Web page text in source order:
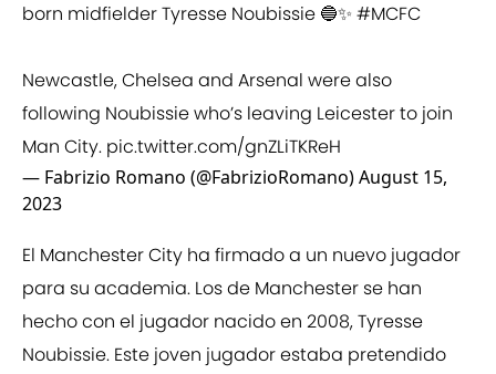
born midfielder Tyresse Noubissie 🔵✨ #MCFC
Newcastle, Chelsea and Arsenal were also
following Noubissie who’s leaving Leicester to join
Man City. pic.twitter.com/gnZLiTKReH
— Fabrizio Romano (@FabrizioRomano)August 15,
2023
El Manchester City ha firmado a un nuevo jugador
para su academia. Los de Manchester se han
hecho con el jugador nacido en 2008, Tyresse
Noubissie. Este joven jugador estaba pretendido